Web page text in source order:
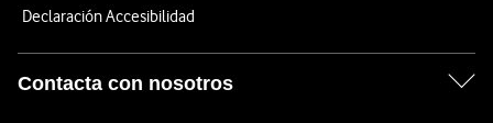
Declaración Accesibilidad
Contacta con nosotros